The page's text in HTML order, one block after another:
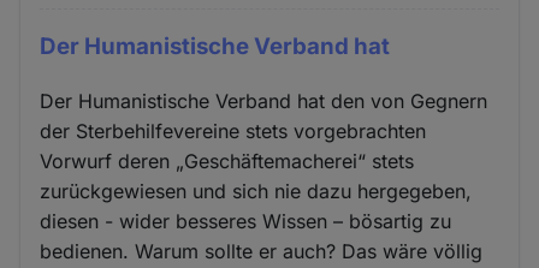
Der Humanistische Verband hat
Der Humanistische Verband hat den von Gegnern
der Sterbehilfevereine stets vorgebrachten
Vorwurf deren „Geschäftemacherei“ stets
zurückgewiesen und sich nie dazu hergegeben,
diesen - wider besseres Wissen – bösartig zu
bedienen. Warum sollte er auch? Das wäre völlig